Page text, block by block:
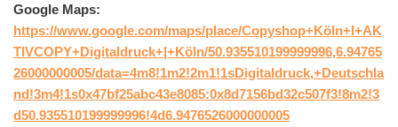
Google Maps:
https://www.google.com/maps/place/Copyshop+Köln+I+AK
TIVCOPY+Digitaldruck+|+Köln/50.935510199999996,6.94765
26000000005/data=4m8!1m2!2m1!1sDigitaldruck,+Deutschla
nd!3m4!1s0x47bf25abc43e8085:0x8d7156bd32c507f3!8m2!3
d50.935510199999996!4d6.9476526000000005